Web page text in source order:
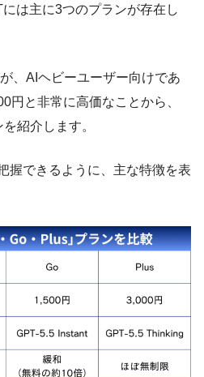
は主に3つのプランが存在し
、AIヘビーユーザー向けであ
円と非常に高価なことから、
紹介します。
握できるように、主な特徴を表